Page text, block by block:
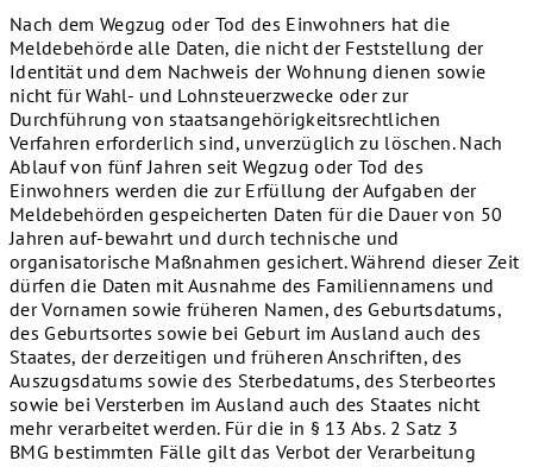
Nach dem Wegzug oder Tod des Einwohners hat die
Meldebehörde alle Daten, die nicht der Feststellung der
Identität und dem Nachweis der Wohnung dienen sowie
nicht für Wahl- und Lohnsteuerzwecke oder zur
Durchführung von staatsangehörigkeitsrechtlichen
Verfahren erforderlich sind, unverzüglich zu löschen. Nach
Ablauf von fünf Jahren seit Wegzug oder Tod des
Einwohners werden die zur Erfüllung der Aufgaben der
Meldebehörden gespeicherten Daten für die Dauer von 50
Jahren auf-bewahrt und durch technische und
organisatorische Maßnahmen gesichert. Während dieser Zeit
dürfen die Daten mit Ausnahme des Familiennamens und
der Vornamen sowie früheren Namen, des Geburtsdatums,
des Geburtsortes sowie bei Geburt im Ausland auch des
Staates, der derzeitigen und früheren Anschriften, des
Auszugsdatums sowie des Sterbedatums, des Sterbeortes
sowie bei Versterben im Ausland auch des Staates nicht
mehr verarbeitet werden. Für die in § 13 Abs. 2 Satz 3
BMG bestimmten Fälle gilt das Verbot der Verarbeitung